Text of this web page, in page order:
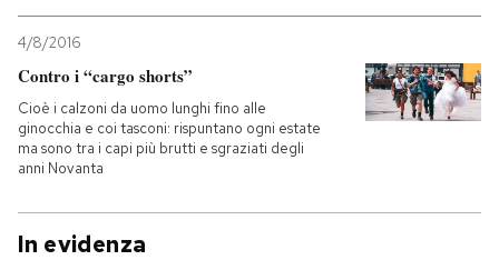
4/8/2016
Contro i “cargo shorts”
Cioè i calzoni da uomo lunghi fino alle
ginocchia e coi tasconi: rispuntano ogni estate
ma sono tra i capi più brutti e sgraziati degli
anni Novanta
In evidenza